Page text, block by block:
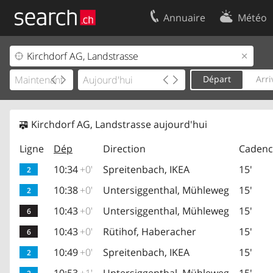
Annuaire Météo
Départ
Kirchdorf AG, Landstrasse aujourd'hui
Ligne
Dép Direction
2 10:34+0' Spreitenbach, IKEA 15'
2 10:38+0' Untersiggenthal, Mühleweg 15'
6 10:43+0' Untersiggenthal, Mühleweg 15'
6 10:43+0' Rütihof, Haberacher 15'
2 10:49+0' Spreitenbach, IKEA 15'
Votre inscription
Centre clients
Contact
Conditions